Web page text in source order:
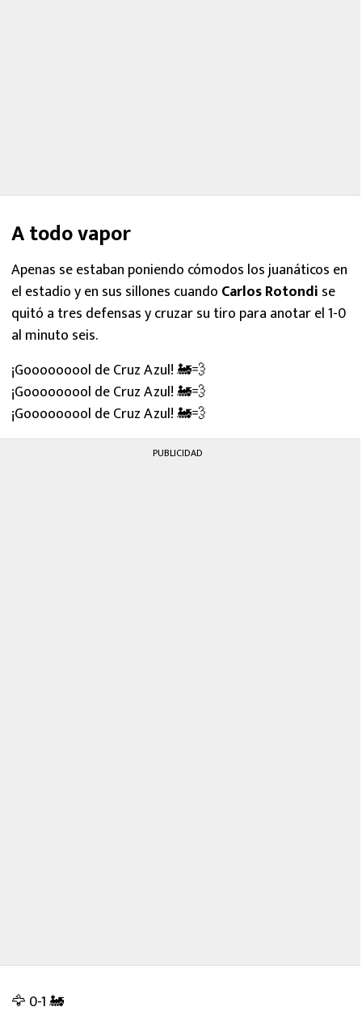
A todo vapor
Apenas se estaban poniendo cómodos los juanáticos en
el estadio y en sus sillones cuando Carlos Rotondi se
quitó a tres defensas y cruzar su tiro para anotar el 1-0
al minuto seis.
¡Gooooooool de Cruz Azul! 🚂💨
¡Gooooooool de Cruz Azul! 🚂💨
¡Gooooooool de Cruz Azul! 🚂💨
PUBLICIDAD
🦅 0-1 🚂